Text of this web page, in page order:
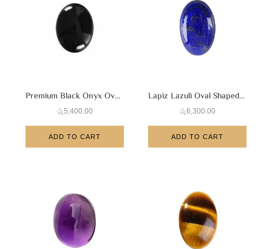
Premium Black Onyx Oval Shaped Stone
රු5,400.00
ADD TO CART
Lapiz Lazuli Oval Shaped Stone
රු6,300.00
ADD TO CART